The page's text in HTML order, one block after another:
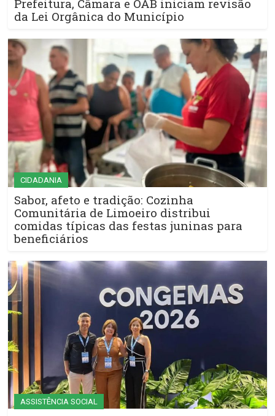
Prefeitura, Câmara e OAB iniciam revisão
da Lei Orgânica do Município
CIDADANIA
Sabor, afeto e tradição: Cozinha
Comunitária de Limoeiro distribui
comidas típicas das festas juninas para
beneficiários
ASSISTÊNCIA SOCIAL